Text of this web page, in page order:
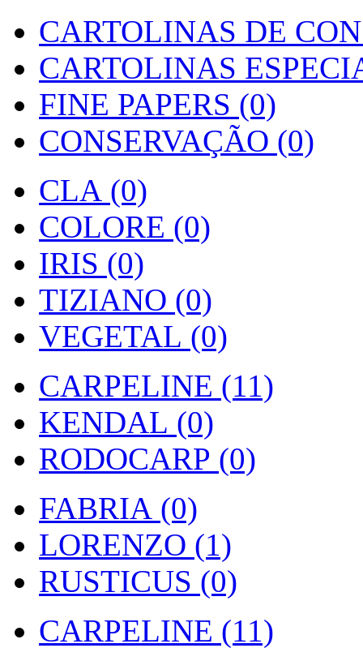
CARTOLINAS DE
CARTOLINAS
FINE PAPERS (0)
CONSERVAÇÃO (0)
CLA (0)
COLORE (0)
IRIS (0)
TIZIANO (0)
VEGETAL (0)
CARPELINE (11)
KENDAL (0)
RODOCARP (0)
FABRIA (0)
LORENZO (1)
RUSTICUS (0)
CARPELINE (11)